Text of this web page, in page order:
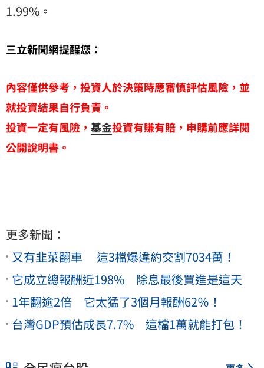
1.99%。
三立新聞網提醒您：
內容僅供參考，投資人於決策時應審慎評估風險，並
就投資結果自行負責。
投資一定有風險， 基金投資有賺有賠，申購前應詳閱
公開說明書。
更多新聞：
又有韭菜翻車 這3檔爆違約交割7034萬！
它成立總報酬近198% 除息最後買進是這天
1年翻逾2倍 它太猛了3個月報酬62％！
台灣GDP預估成長7.7% 這檔1萬就能打包！